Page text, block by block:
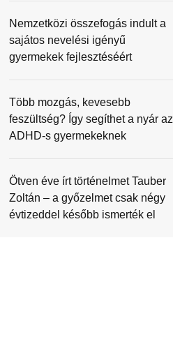
Nemzetközi összefogás indult a
sajátos nevelési igényű
gyermekek fejlesztéséért
Több mozgás, kevesebb
feszültség? Így segíthet a nyár az
ADHD-s gyermekeknek
Ötven éve írt történelmet Tauber
Zoltán – a győzelmet csak négy
évtizeddel később ismerték el